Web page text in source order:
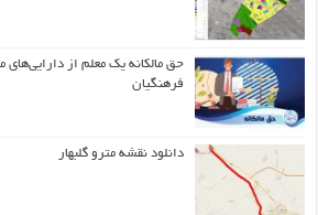
حق مالکانه یک معلم از
فرهنگیان
دانلود نقشه مترو گلبهار